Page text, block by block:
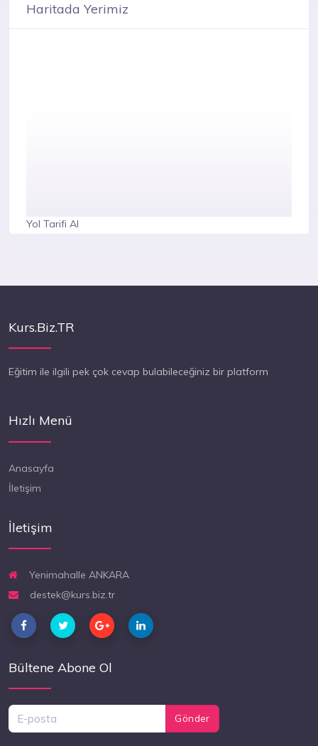
Haritada Yerimiz
Yol Tarifi Al
Kurs.Biz.TR
Eğitim ile ilgili pek çok cevap bulabileceğiniz bir platform
Hızlı Menü
Anasayfa
İletişim
İletişim
Yenimahalle ANKARA
destek@kurs.biz.tr
Bültene Abone Ol
Gönder